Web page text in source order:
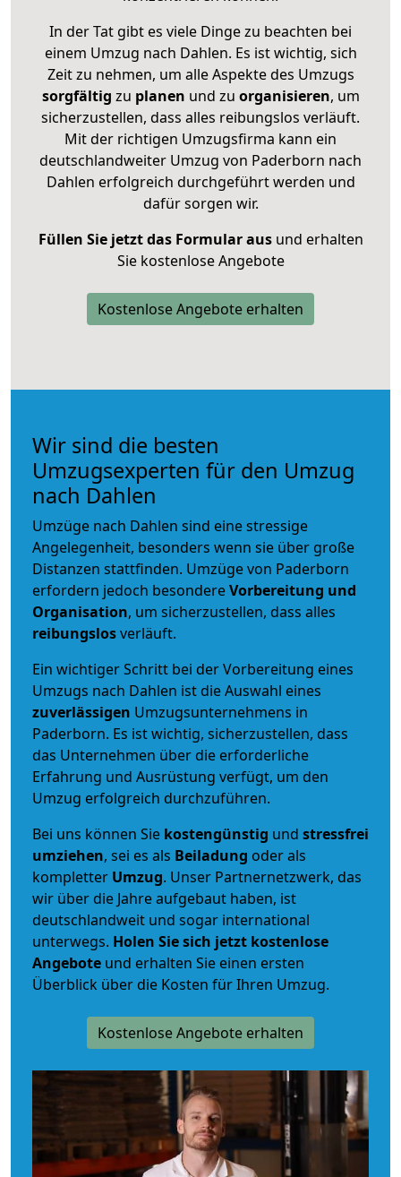
In der Tat gibt es viele Dinge zu beachten bei
einem Umzug nach Dahlen. Es ist wichtig, sich
Zeit zu nehmen, um alle Aspekte des Umzugs
sorgfältig zu planen und zu organisieren, um
sicherzustellen, dass alles reibungslos verläuft.
Mit der richtigen Umzugsfirma kann ein
deutschlandweiter Umzug von Paderborn nach
Dahlen erfolgreich durchgeführt werden und
dafür sorgen wir.
Füllen Sie jetzt das Formular ausund erhalten
Sie kostenlose Angebote
Kostenlose Angebote erhalten
Wir sind die besten
Umzugsexperten für den Umzug
nach Dahlen
Umzüge nach Dahlen sind eine stressige
Angelegenheit, besonders wenn sie über große
Distanzen stattfinden. Umzüge von Paderborn
erfordern jedoch besondereVorbereitung und
Organisation, um sicherzustellen, dass alles
reibungslosverläuft.
Ein wichtiger Schritt bei der Vorbereitung eines
Umzugs nach Dahlen ist die Auswahl eines
zuverlässigen Umzugsunternehmens in
Paderborn. Es ist wichtig, sicherzustellen, dass
das Unternehmen über die erforderliche
Erfahrung und Ausrüstung verfügt, um den
Umzug erfolgreich durchzuführen.
Bei uns können Sie kostengünstig und stressfrei
umziehen, sei es als Beiladung oder als
kompletter Umzug. Unser Partnernetzwerk, das
wir über die Jahre aufgebaut haben, ist
deutschlandweit und sogar international
unterwegs. Holen Sie sich jetzt kostenlose
Angebote und erhalten Sie einen ersten
Überblick über die Kosten für Ihren Umzug.
Kostenlose Angebote erhalten